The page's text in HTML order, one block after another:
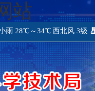
站